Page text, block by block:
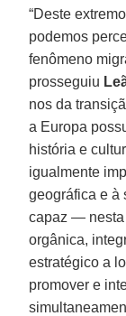
“Deste
podemos
fenômeno
prosseguiu
nos da
a Europa
história e
igualmente
geográfica e à
capaz — nesta
orgânica,
estratégico a
promover e